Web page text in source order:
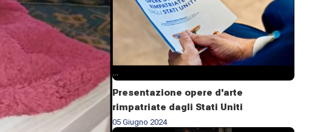
Presentazione opere d'arte
rimpatriate dagli Stati Uniti
05 Giugno 2024